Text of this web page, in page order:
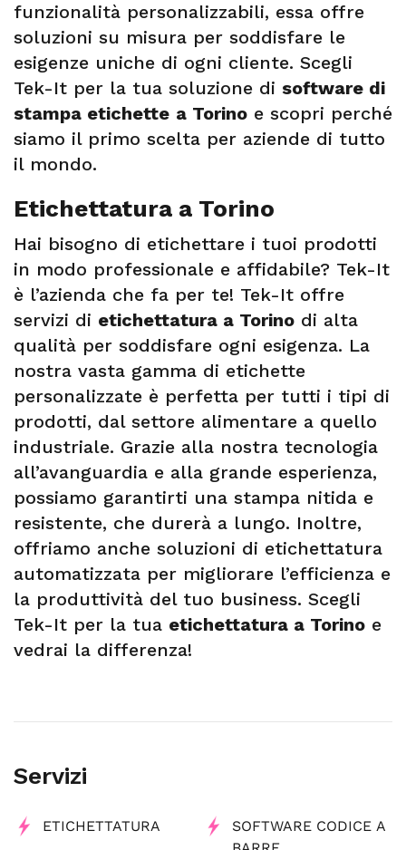
funzionalità personalizzabili, essa offre
soluzioni su misura per soddisfare le
esigenze uniche di ogni cliente. Scegli
Tek-It per la tua soluzione di software di
stampa etichette a Torino e scopri perché
siamo il primo scelta per aziende di tutto
il mondo.
Etichettatura a Torino
Hai bisogno di etichettare i tuoi prodotti
in modo professionale e affidabile? Tek-It
è l’azienda che fa per te! Tek-It offre
servizi di etichettatura a Torino di alta
qualità per soddisfare ogni esigenza. La
nostra vasta gamma di etichette
personalizzate è perfetta per tutti i tipi di
prodotti, dal settore alimentare a quello
industriale. Grazie alla nostra tecnologia
all’avanguardia e alla grande esperienza,
possiamo garantirti una stampa nitida e
resistente, che durerà a lungo. Inoltre,
offriamo anche soluzioni di etichettatura
automatizzata per migliorare l’efficienza e
la produttività del tuo business. Scegli
Tek-It per la tua etichettatura a Torino e
vedrai la differenza!
Servizi
ETICHETTATURA
SOFTWARE CODICE A